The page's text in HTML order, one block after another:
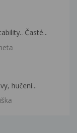
Časté...
hučení...